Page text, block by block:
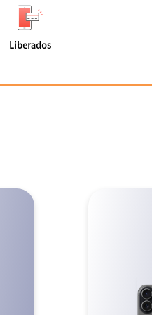
faceta
Liberados